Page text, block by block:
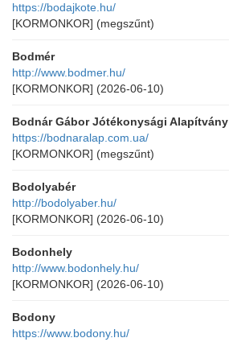
https://bodajkote.hu/
[KORMONKOR] (megszűnt)
Bodmér
http://www.bodmer.hu/
[KORMONKOR] (2026-06-10)
Bodnár Gábor Jótékonysági Alapítvány
https://bodnaralap.com.ua/
[KORMONKOR] (megszűnt)
Bodolyabér
http://bodolyaber.hu/
[KORMONKOR] (2026-06-10)
Bodonhely
http://www.bodonhely.hu/
[KORMONKOR] (2026-06-10)
Bodony
https://www.bodony.hu/